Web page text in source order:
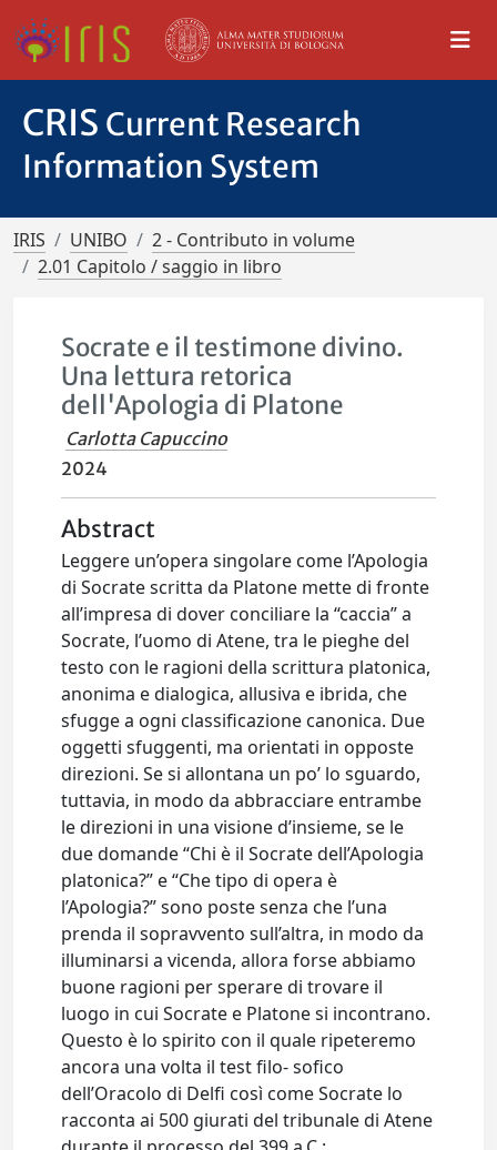
CRIS Current Research
Information System
IRIS UNIBO
2 - Contributo in volume
2.01 Capitolo / saggio in libro
Socrate e il testimone divino.
Una lettura retorica
dell'Apologia di Platone
Carlotta Capuccino
2024
Abstract
Leggere un’opera singolare come l’Apologia
di Socrate scritta da Platone mette di fronte
all’impresa di dover conciliare la “caccia” a
Socrate, l’uomo di Atene, tra le pieghe del
testo con le ragioni della scrittura platonica,
anonima e dialogica, allusiva e ibrida, che
sfugge a ogni classificazione canonica. Due
oggetti sfuggenti, ma orientati in opposte
direzioni. Se si allontana un po’ lo sguardo,
tuttavia, in modo da abbracciare entrambe
le direzioni in una visione d’insieme, se le
due domande “Chi è il Socrate dell’Apologia
platonica?” e “Che tipo di opera è
l’Apologia?” sono poste senza che l’una
prenda il sopravvento sull’altra, in modo da
illuminarsi a vicenda, allora forse abbiamo
buone ragioni per sperare di trovare il
luogo in cui Socrate e Platone si incontrano.
Questo è lo spirito con il quale ripeteremo
ancora una volta il test filo- sofico
dell’Oracolo di Delfi così come Socrate lo
racconta ai 500 giurati del tribunale di Atene